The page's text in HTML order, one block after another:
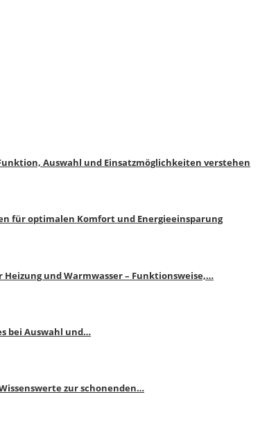
Auswahl und Einsatzmöglichkeiten verstehen
für optimalen Komfort und Energieeinsparung
und Warmwasser – Funktionsweise,…
bei Auswahl und…
zur schonenden…